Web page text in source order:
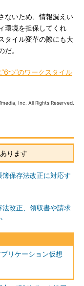
ないため、情報漏えい
環境を担保してくれ
タイル変革の際にも大
だ。
つ”のワークスタイル
Inc. All Rights Reserved.
ります
保存法改正に対応す
改正、領収書や請求
リケーション仮想